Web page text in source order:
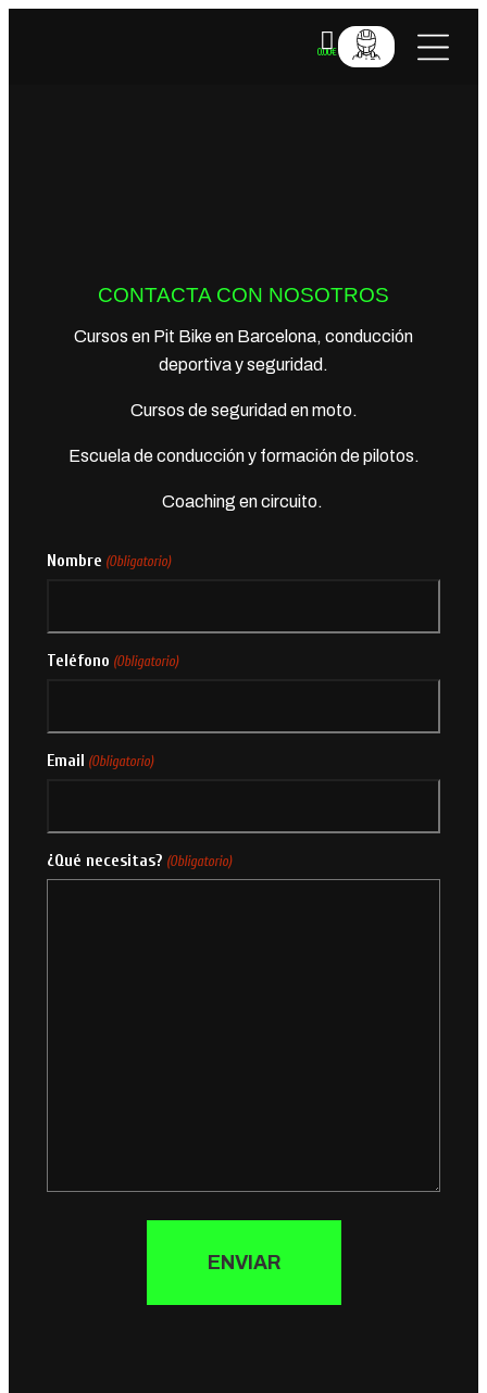
0.00€
CONTACTA CON NOSOTROS
Cursos en Pit Bike en Barcelona, conducción
deportiva y seguridad.
Cursos de seguridad en moto.
Escuela de conducción y formación de pilotos.
Coaching en circuito.
Nombre (Obligatorio)
Teléfono (Obligatorio)
Email (Obligatorio)
¿Qué necesitas? (Obligatorio)